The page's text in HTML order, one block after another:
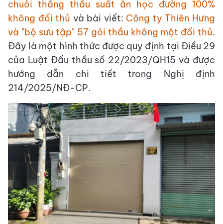
chuỗi thắng thầu suất ăn học đường 100%
không đối thủ và bài viết: Công ty Thiên Hưng
và "bộ sưu tập" 57 gói thầu không một đối thủ.
Đây là một hình thức được quy định tại Điều 29
của Luật Đấu thầu số 22/2023/QH15 và được
hướng dẫn chi tiết trong Nghị định
214/2025/NĐ-CP.